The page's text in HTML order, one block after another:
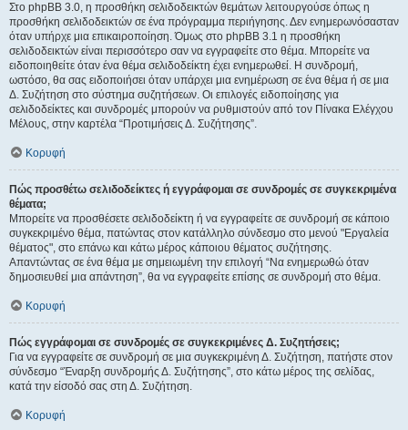
Στο phpBB 3.0, η προσθήκη σελιδοδεικτών θεμάτων λειτουργούσε όπως η
προσθήκη σελιδοδεικτών σε ένα πρόγραμμα περιήγησης. Δεν ενημερωνόσασταν
όταν υπήρχε μια επικαιροποίηση. Όμως στο phpBB 3.1 η προσθήκη
σελιδοδεικτών είναι περισσότερο σαν να εγγραφείτε στο θέμα. Μπορείτε να
ειδοποιηθείτε όταν ένα θέμα σελιδοδείκτη έχει ενημερωθεί. Η συνδρομή,
ωστόσο, θα σας ειδοποιήσει όταν υπάρχει μια ενημέρωση σε ένα θέμα ή σε μια
Δ. Συζήτηση στο σύστημα συζητήσεων. Οι επιλογές ειδοποίησης για
σελιδοδείκτες και συνδρομές μπορούν να ρυθμιστούν από τον Πίνακα Ελέγχου
Μέλους, στην καρτέλα “Προτιμήσεις Δ. Συζήτησης”.
Κορυφή
Πώς προσθέτω σελιδοδείκτες ή εγγράφομαι σε συνδρομές σε συγκεκριμένα
θέματα;
Μπορείτε να προσθέσετε σελιδοδείκτη ή να εγγραφείτε σε συνδρομή σε κάποιο
συγκεκριμένο θέμα, πατώντας στον κατάλληλο σύνδεσμο στο μενού "Εργαλεία
θέματος", στο επάνω και κάτω μέρος κάποιου θέματος συζήτησης.
Απαντώντας σε ένα θέμα με σημειωμένη την επιλογή “Να ενημερωθώ όταν
δημοσιευθεί μια απάντηση”, θα να εγγραφείτε επίσης σε συνδρομή στο θέμα.
Κορυφή
Πώς εγγράφομαι σε συνδρομές σε συγκεκριμένες Δ. Συζητήσεις;
Για να εγγραφείτε σε συνδρομή σε μια συγκεκριμένη Δ. Συζήτηση, πατήστε στον
σύνδεσμο “Έναρξη συνδρομής Δ. Συζήτησης”, στο κάτω μέρος της σελίδας,
κατά την είσοδό σας στη Δ. Συζήτηση.
Κορυφή